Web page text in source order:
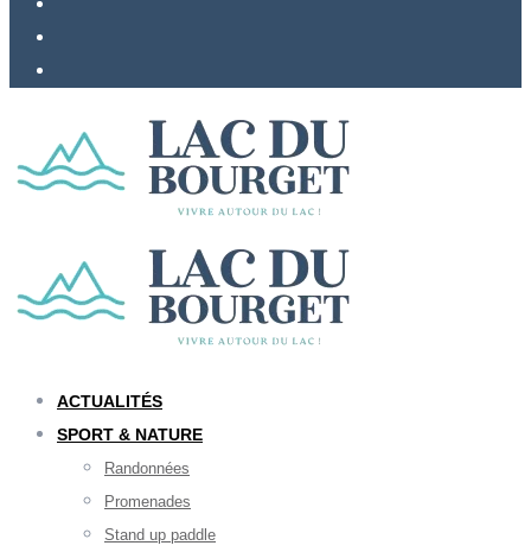
ACTUALITÉS
SPORT & NATURE
Randonnées
Promenades
Stand up paddle